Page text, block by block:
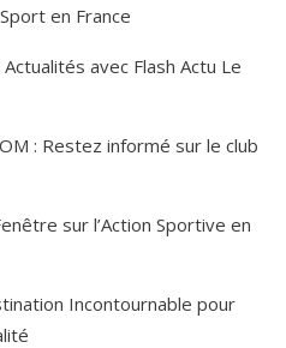
en France
avec Flash Actu Le
: Restez informé sur le club
sur l’Action Sportive en
Incontournable pour